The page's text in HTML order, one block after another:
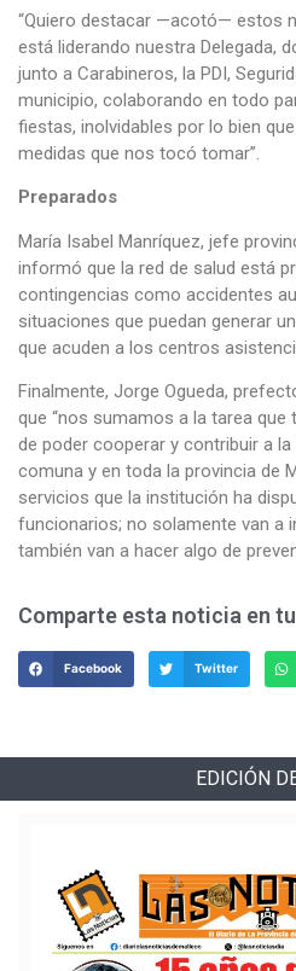
“Quiero destacar —acotó— estos
está liderando nuestra Delegada,
junto a Carabineros, la PDI,
municipio, colaborando en todo
fiestas, inolvidables por lo bien
medidas que nos tocó tomar”.
Preparados
María Isabel Manríquez, jefe
informó que la red de salud está
contingencias como accidentes
situaciones que puedan generar
que acuden a los centros
Finalmente, Jorge Ogueda,
que “nos sumamos a la tarea
de poder cooperar y contribuir a
comuna y en toda la provincia de
servicios que la institución ha
funcionarios; no solamente van a
también van a hacer algo de
Comparte esta noticia en
Facebook Twitter
EDICIÓN